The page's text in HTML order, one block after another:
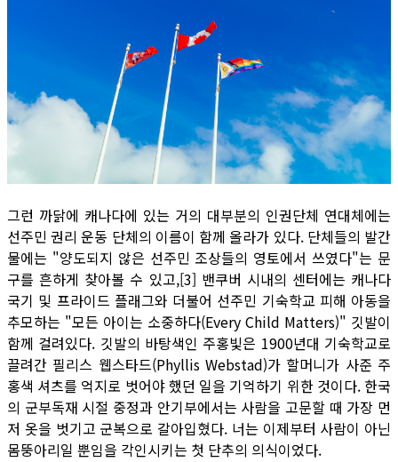
그런 까닭에 캐나다에 있는 거의 대부분의 인권단체 연대체에는
선주민 권리 운동 단체의 이름이 함께 올라가 있다. 단체들의 발간
물에는 "양도되지 않은 선주민 조상들의 영토에서 쓰였다"는 문
구를 흔하게 찾아볼 수 있고,[3] 밴쿠버 시내의 센터에는 캐나다
국기 및 프라이드 플래그와 더불어 선주민 기숙학교 피해 아동을
추모하는 "모든 아이는 소중하다(Every Child Matters)" 깃발이
함께 걸려있다. 깃발의 바탕색인 주홍빛은 1900년대 기숙학교로
끌려간 필리스 웹스타드(Phyllis Webstad)가 할머니가 사준 주
홍색 셔츠를 억지로 벗어야 했던 일을 기억하기 위한 것이다. 한국
의 군부독재 시절 중정과 안기부에서는 사람을 고문할 때 가장 먼
저 옷을 벗기고 군복으로 갈아입혔다. 너는 이제부터 사람이 아닌
몸뚱아리일 뿐임을 각인시키는 첫 단추의 의식이었다.